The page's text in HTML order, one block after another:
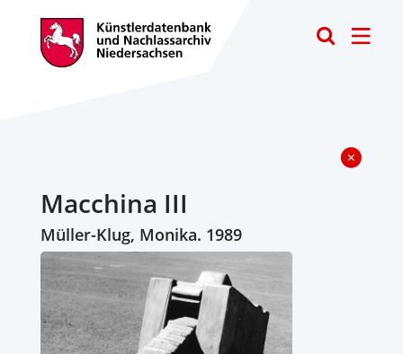
Macchina III
Müller-Klug, Monika. 1989